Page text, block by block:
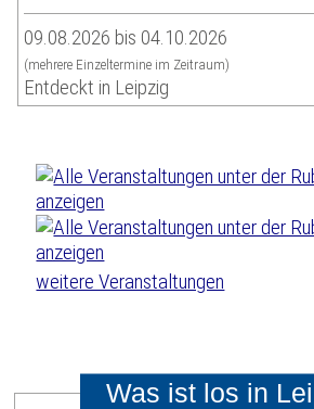
09.08.2026 bis 04.10.2026
(mehrere Einzeltermine im Zeitraum)
Entdeckt in Leipzig
weitere Veranstaltungen
Was ist los in